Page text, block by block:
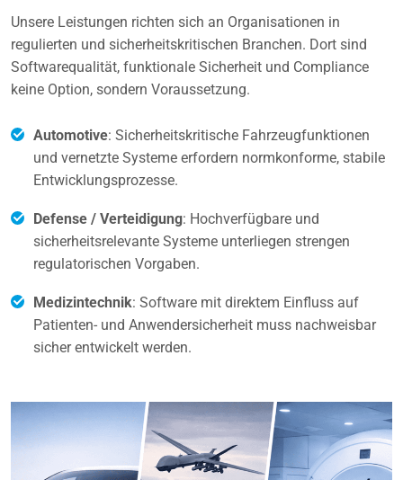
Unsere Leistungen richten sich an Organisationen in
regulierten und sicherheitskritischen Branchen. Dort sind
Softwarequalität, funktionale Sicherheit und Compliance
keine Option, sondern Voraussetzung.
Automotive: Sicherheitskritische Fahrzeugfunktionen
und vernetzte Systeme erfordern normkonforme, stabile
Entwicklungsprozesse.
Defense / Verteidigung: Hochverfügbare und
sicherheitsrelevante Systeme unterliegen strengen
regulatorischen Vorgaben.
Medizintechnik: Software mit direktem Einfluss auf
Patienten- und Anwendersicherheit muss nachweisbar
sicher entwickelt werden.